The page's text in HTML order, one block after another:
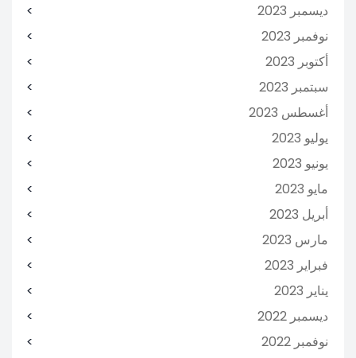
ديسمبر 2023
نوفمبر 2023
أكتوبر 2023
سبتمبر 2023
أغسطس 2023
يوليو 2023
يونيو 2023
مايو 2023
أبريل 2023
مارس 2023
فبراير 2023
يناير 2023
ديسمبر 2022
نوفمبر 2022